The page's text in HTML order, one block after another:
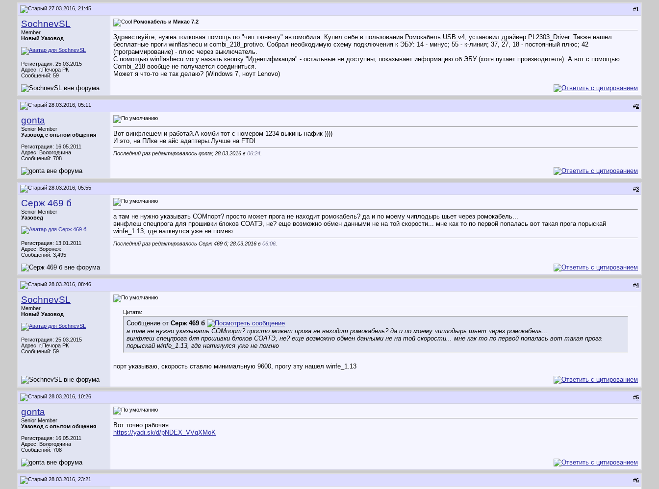
27.03.2016, 21:45 #1
SochnevSL
Member
Новый Уазовод
Регистрация: 25.03.2015
Адрес: г.Печора РК
Сообщений: 59
Ромокабель и Микас 7.2
Здравствуйте, нужна толковая помощь по "чип тюнингу" автомобиля. Купил себе в пользования Ромокабель USB v4, установил драйвер PL2303_Driver. Также нашел
бесплатные проги winflashecu и combi_218_protivo. Собрал необходимую схему подключения к ЭБУ: 14 - минус; 55 - к-линия; 37, 27, 18 - постоянный плюс; 42
(программирование) - плюс через выключатель.
С помощью winflashecu могу нажать кнопку "Идентификация" - остальные не доступны, показывает информацию об ЭБУ (хотя путает производителя). А вот с помощью
Combi_218 вообще не получается соединиться.
Может я что-то не так делаю? (Windows 7, ноут Lenovo)
28.03.2016, 05:11 #2
gonta
Senior Member
Уазовод с опытом общения
Регистрация: 16.05.2011
Адрес: Вологодчина
Сообщений: 708
Вот винфлешем и работай.А комби тот с номером 1234 выкинь нафик ))))
И это, на ПЛке не айс адаптеры.Лучше на FTDI
Последний раз редактировалось gonta; 28.03.2016 в 06:24
28.03.2016, 05:55 #3
Серж 469 б
Senior Member
Уазовед
Регистрация: 13.01.2011
Адрес: Воронеж
Сообщений: 3,495
а там не нужно указывать СОМпорт? просто может прога не находит ромокабель? да и по моему чиплодырь шьет через ромокабель...
винфлеш спецпрога для прошивки блоков СОАТЭ, не? еще возможно обмен данными не на той скорости... мне как то по первой попалась вот такая прога порыскай
winfe_1.13, где наткнулся уже не помню
Последний раз редактировалось Серж 469 б; 28.03.2016 в 06:06
28.03.2016, 08:46 #4
SochnevSL
Member
Новый Уазовод
Регистрация: 25.03.2015
Адрес: г.Печора РК
Сообщений: 59
Цитата:
Сообщение от Серж 469 б
а там не нужно указывать СОМпорт? просто может прога не находит ромокабель? да и по моему чиплодырь шьет через ромокабель...
винфлеш спецпрога для прошивки блоков СОАТЭ, не? еще возможно обмен данными не на той скорости... мне как то по первой попалась вот такая прога
порыскай winfe_1.13, где наткнулся уже не помню
порт указываю, скорость ставлю минимальную 9600, прогу эту нашел winfe_1.13
28.03.2016, 10:26 #5
gonta
Senior Member
Уазовод с опытом общения
Регистрация: 16.05.2011
Адрес: Вологодчина
Сообщений: 708
Вот точно рабочая
https://yadi.sk/d/pNDEX_VVqXMoK
28.03.2016, 23:21 #6